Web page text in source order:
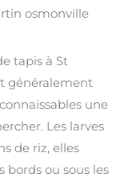
osmonville
tapis à St
généralement
une
Les larves
de riz, elles
bords ou sous les